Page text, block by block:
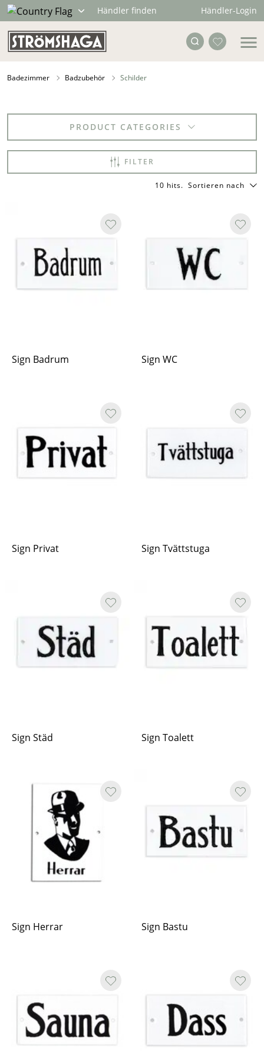
Händler finden Händler-Login
Badezimmer Badzubehör Schilder
PRODUCT CATEGORIES
FILTER
10 hits. Sortieren nach
Sign Badrum Sign WC
Sign Privat Sign Tvättstuga
Sign Städ Sign Toalett
Sign Herrar Sign Bastu